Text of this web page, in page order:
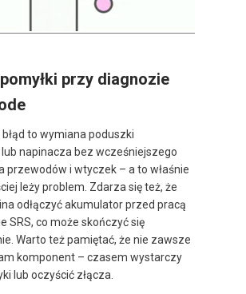
przy diagnozie
to wymiana poduszki
napinacza bez wcześniejszego
przewodów i wtyczek – a to właśnie
leży problem. Zdarza się też, że
odłączyć akumulator przed pracą
SRS, co może skończyć się
Warto też pamiętać, że nie zawsze
komponent – czasem wystarczy
lub oczyścić złącza.